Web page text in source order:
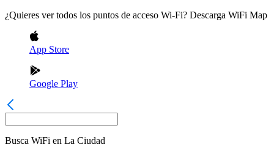
¿Quieres ver todos los puntos de acceso Wi-Fi? Descarga WiFi Map
App Store
Google Play
Busca WiFi en La Ciudad